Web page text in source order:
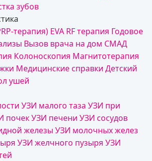
зубов
терапия) EVA RF терапия Годовое
Вызов врача на дом СМАД
Колоноскопия Магнитотерапия
Медицинские справки Детский
ушей
УЗИ малого таза УЗИ при
почекУЗИ печени УЗИ сосудов
железыУЗИ молочных желез
УЗИ желчного пузыря УЗИ